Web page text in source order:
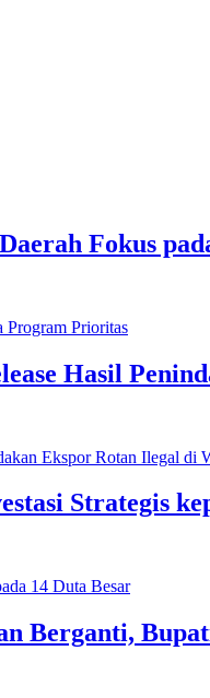
Fokus
Hasil
Strategis
Berganti,